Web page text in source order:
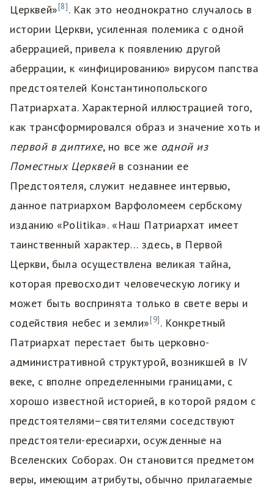
Церквей»[8]. Как это неоднократно случалось в
истории Церкви, усиленная полемика с одной
аберрацией, привела к появлению другой
аберрации, к «инфицированию» вирусом папства
предстоятелей Константинопольского
Патриархата. Характерной иллюстрацией того,
как трансформировался образ и значение хоть и
первой в диптихе, но все же одной из
Поместных Церквейв сознании ее
Предстоятеля, служит недавнее интервью,
данное патриархом Варфоломеем сербскому
изданию «Politika». «Наш Патриархат имеет
таинственный характер… здесь, в Первой
Церкви, была осуществлена великая тайна,
которая превосходит человеческую логику и
может быть воспринята только в свете веры и
содействия небес и земли»[9]. Конкретный
Патриархат перестает быть церковно-
административной структурой, возникшей в IV
веке, с вполне определенными границами, с
хорошо известной историей, в которой рядом с
предстоятелями–святителями соседствуют
предстоятели-ересиархи, осужденные на
Вселенских Соборах. Он становится предметом
веры, имеющим атрибуты, обычно прилагаемые